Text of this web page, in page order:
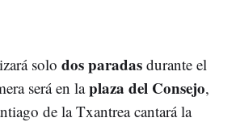
solo dos paradas durante el
será en laplaza del Consejo,
de la Txantrea cantará la